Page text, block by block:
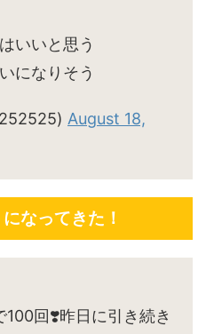
いいと思う
になりそう
August 18,
なってきた！
回❣️昨日に引き続き